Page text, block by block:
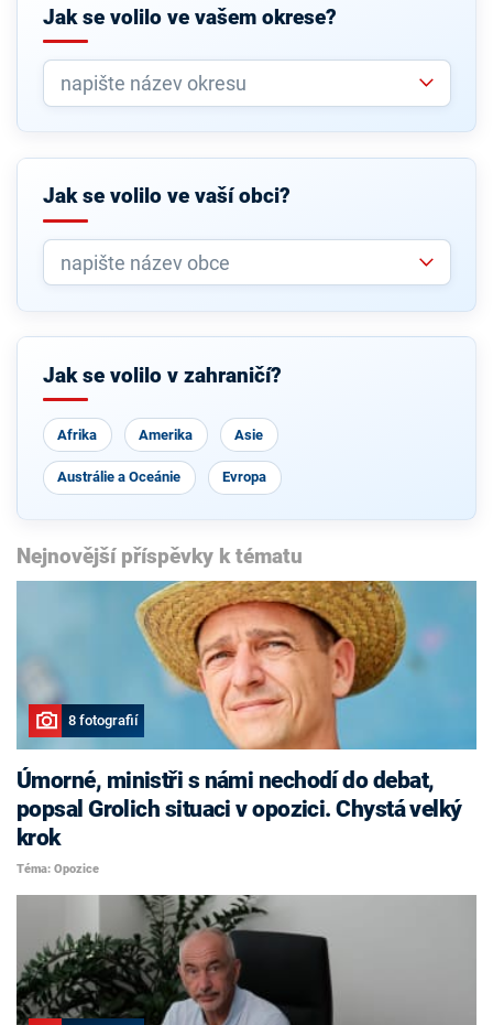
Jak se volilo ve vašem okrese?
Jak se volilo ve vaší obci?
Jak se volilo v zahraničí?
Afrika Amerika Asie
Austrálie a Oceánie Evropa
Nejnovější příspěvky k tématu
8 fotografií
Úmorné, ministři s námi nechodí do debat,
popsal Grolich situaci v opozici. Chystá velký
krok
Téma: Opozice